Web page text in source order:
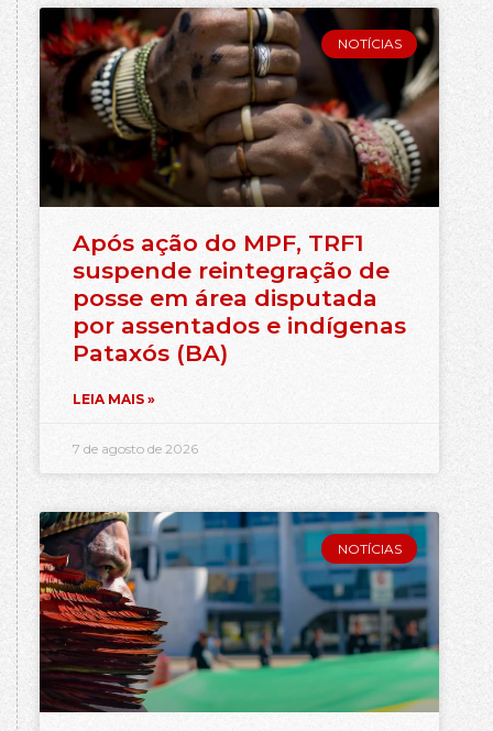
NOTÍCIAS
Após ação do MPF, TRF1
suspende reintegração de
posse em área disputada
por assentados e indígenas
Pataxós (BA)
LEIA MAIS »
7 de agosto de 2026
NOTÍCIAS